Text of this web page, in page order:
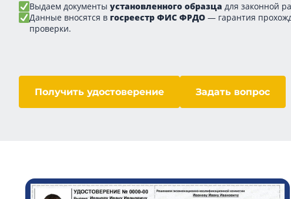
Выдаем документы установленного образца для законной
Данные вносятся в госреестр ФИС ФРДО — гарантия
проверки.
Получить удостоверение Задать вопрос